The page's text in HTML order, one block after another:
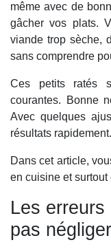
même avec de
gâcher vos plats.
viande trop sèche,
sans comprendre
Ces petits ratés
courantes. Bonne
Avec quelques
résultats rapidement.
Dans cet article,
en cuisine et
Les
pas négliger